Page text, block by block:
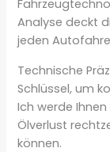
Analyse deckt
jeden
Technische
Schlüssel, um
Ich werde
Ölverlust
können.